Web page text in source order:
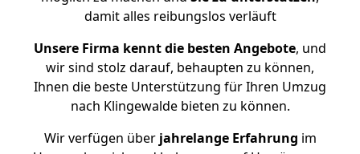
damit alles reibungslos verläuft
Unsere Firma kennt die besten Angebote, und
wir sind stolz darauf, behaupten zu können,
Ihnen die beste Unterstützung für Ihren Umzug
nach Klingewalde bieten zu können.
Wir verfügen überjahrelange Erfahrung im